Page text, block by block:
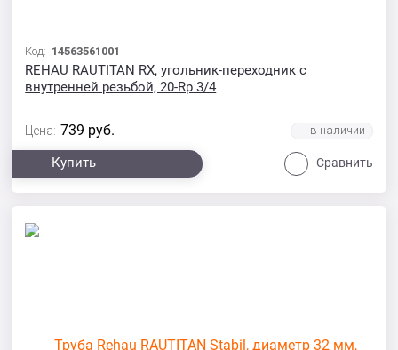
Код: 14563561001
REHAU RAUTITAN RX, угольник-переходник с
внутренней резьбой, 20-Rp 3/4
Цена: 739 руб.
Купить Сравнить